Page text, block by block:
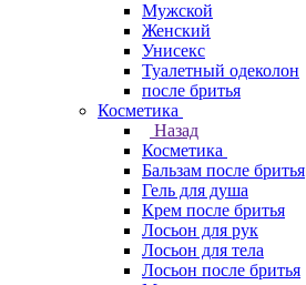
Мужской
Женский
Унисекс
Туалетный одеколон
после бритья
Косметика
Назад
Косметика
Бальзам после бритья
Гель для душа
Крем после бритья
Лосьон для рук
Лосьон для тела
Лосьон после бритья